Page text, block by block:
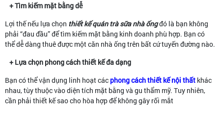
+ Tìm kiếm mặt bằng dễ
Lợi thế nếu lựa chọn thiết kế quán trà sữa nhà ốngđó là bạn không
phải “đau đầu” để tìm kiếm mặt bằng kinh doanh phù hợp. Bạn có
thể dễ dàng thuê được một căn nhà ống trên bất cứ tuyến đường nào.
+ Lựa chọn phong cách thiết kế đa dạng
Bạn có thể vận dụng linh hoạt các phong cách thiết kế nội thất khác
nhau, tùy thuộc vào diện tích mặt bằng và gu thẩm mỹ. Tuy nhiên,
cần phải thiết kế sao cho hòa hợp để không gây rối mắt